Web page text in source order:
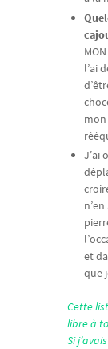
l’ai
mon
J’ai
et
que
Cette
libre à
Si